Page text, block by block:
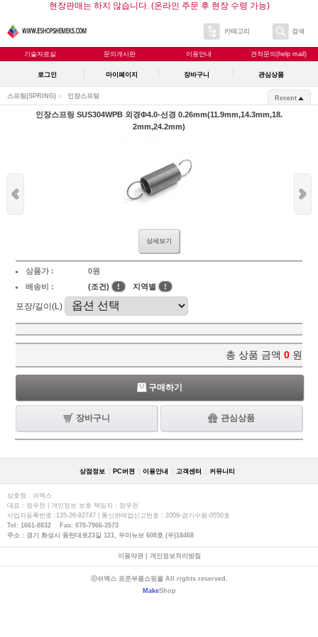
현장판매는 하지 않습니다. (온라인 주문 후 현장 수령 가능)
카테고리 검색
기술자료실 문의게시판 이용안내 견적문의(help mail)
로그인 마이페이지 장바구니 관심상품
스프링(SPRING) 인장스프링 Recent
인장스프링 SUS304WPB 외경Φ4.0-선경 0.26mm(11.9mm,14.3mm,18.
2mm,24.2mm)
상세보기
상품가 :
0원
배송비 :
(조건) ! 지역별 !
포장/길이(L)
총 상품 금액 0 원
구매하기
장바구니 관심상품
상점정보 PC버젼 이용안내 고객센터 커뮤니티
상호명 : 쉬멕스
대표 : 장우천 | 개인정보 보호 책임자 : 장우천
사업자등록번호 :135-26-92747 | 통신판매업신고번호 : 2009-경기수원-0550호
Tel: 1661-8832 Fax: 070-7966-3573
주소 : 경기 화성시 동탄대로23길 121, 우미뉴브 608호 (우)18468
이용약관| 개인정보처리방침
ⓒ쉬멕스 표준부품쇼핑몰 All rights reserved.
MakeShop